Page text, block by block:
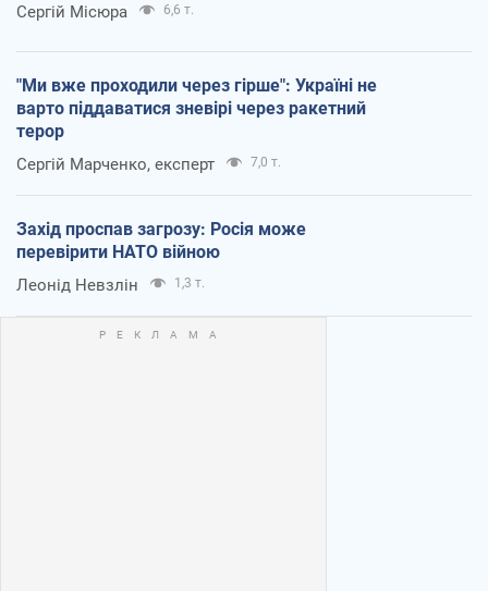
Сергій Місюра 6,6 т.
"Ми вже проходили через гірше": Україні не
варто піддаватися зневірі через ракетний
терор
Сергій Марченко, експерт 7,0 т.
Захід проспав загрозу: Росія може
перевірити НАТО війною
Леонід Невзлін 1,3 т.